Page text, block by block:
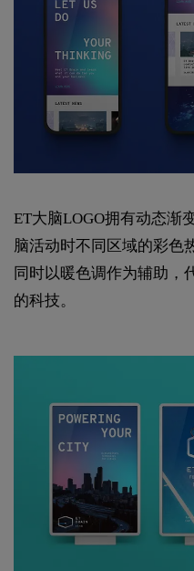
ET大脑LOGO拥有动态渐
脑活动时不同区域的彩色
同时以暖色调作为辅助，
的科技。